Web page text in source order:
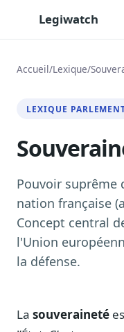
Legiwatch
Posez vos
Transcriptions IA
Toutes les séances
Synthèses IA
Résumés
Veille des
9 interviews
Alertes
Notes, briefings,
Accueil/Lexique/
LEXIQUE
Pouvoir suprême
nation française
Concept central
l'Union
la défense.
La souveraineté